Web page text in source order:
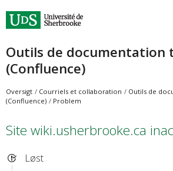
Outils de documentation
(Confluence)
Oversigt Courriels et collaboration
Outils de
(Confluence)
Problem
Site wiki.usherbrooke.ca
Løst